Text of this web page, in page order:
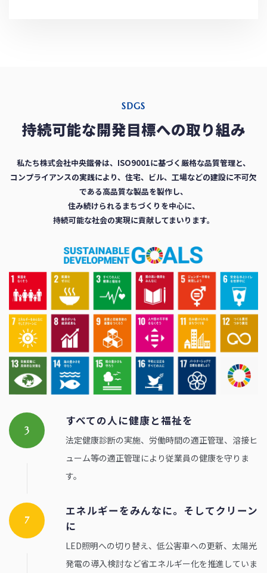
SDGS
持続可能な開発目標への取り組み
私たち株式会社中央鐵骨は、ISO9001に基づく厳格な品質管理と、
コンプライアンスの実践により、住宅、ビル、工場などの建設に不可欠
である高品質な製品を製作し、
住み続けられるまちづくりを中心に、
持続可能な社会の実現に貢献してまいります。
3
すべての人に健康と福祉を
法定健康診断の実施、労働時間の適正管理、溶接ヒ
ューム等の適正管理により従業員の健康を守りま
す。
7
エネルギーをみんなに。そしてクリーン
に
LED照明への切り替え、低公害車への更新、太陽光
発電の導入検討など省エネルギー化を推進していま